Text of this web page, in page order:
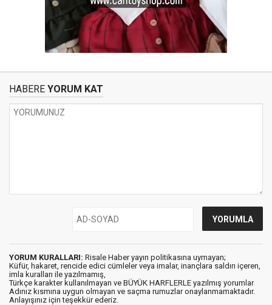
HABERE YORUM KAT
YORUM KURALLARI: Risale Haber yayın politikasına uymayan;
Küfür, hakaret, rencide edici cümleler veya imalar, inançlara saldırı içeren,
imla kuralları ile yazılmamış,
Türkçe karakter kullanılmayan ve BÜYÜK HARFLERLE yazılmış yorumlar
Adınız kısmına uygun olmayan ve saçma rumuzlar onaylanmamaktadır.
Anlayışınız için teşekkür ederiz.